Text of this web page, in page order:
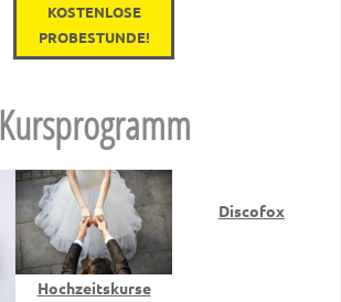
KOSTENLOSE
PROBESTUNDE!
Kursprogramm
Hochzeitskurse
Discofox